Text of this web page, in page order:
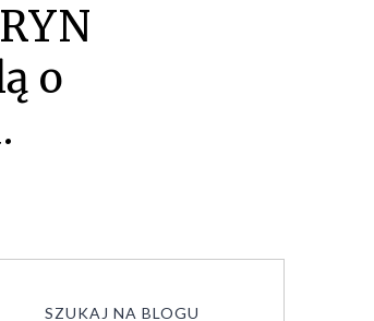
o
SZUKAJ NA BLOGU